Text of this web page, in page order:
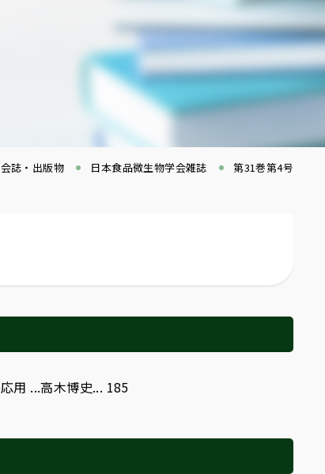
誌・出版物 日本食品微生物学会雑誌 第31巻第4号
用 ...高木博史... 185